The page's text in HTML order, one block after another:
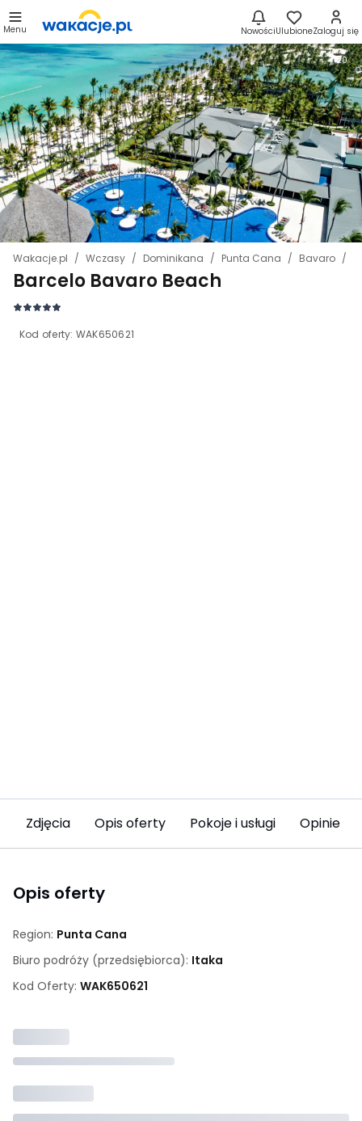
Menu NowościUlubioneZaloguj się
Wakacje.pl Wczasy Dominikana Punta Cana Bavaro
Barcelo Bavaro Beach
Kod oferty: WAK650621
20
Zdjęcia Opis oferty Pokoje i usługi Opinie
Opis oferty
Region: Punta Cana
Biuro podróży (przedsiębiorca): Itaka
Kod Oferty: WAK650621